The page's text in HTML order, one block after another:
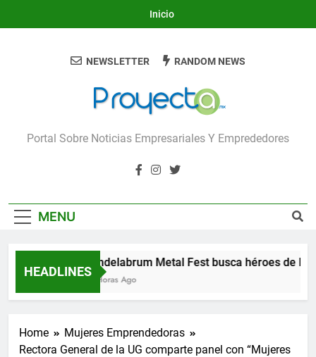
Inicio
Proyecta
Portal Sobre Noticias Empresariales Y Emprededores
NEWSLETTER RANDOM NEWS
MENU
HEADLINES
Candelabrum Metal Fest busca héroes de León
13 Horas Ago
Home
Mujeres Emprendedoras
Rectora General de la UG comparte panel con “Mujeres